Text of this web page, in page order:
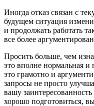
Иногда отказ связан с
будущем ситуация
и продолжать работать
все более
Просить больше, чем
это вполне нормальная и
это грамотно и
запросы не просто
вашу
хорошо подготовиться,